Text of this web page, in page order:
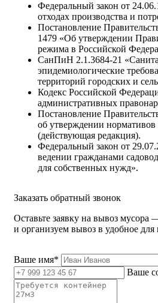
Федеральный закон от
отходах производства и
Постановление
1479 «Об утверждении
режима в Российской
СанПиН 2.1.3684-21
эпидемиологические
территорий городских и
Кодекс Российской
административных
Постановление
об утверждении
(действующая редакция).
Федеральный закон от
ведении гражданами
для собственных нужд».
Заказать обратный звонок
Оставьте заявку на вывоз мусора
и организуем вывоз в удобное для
Ваше имя*
Ваше